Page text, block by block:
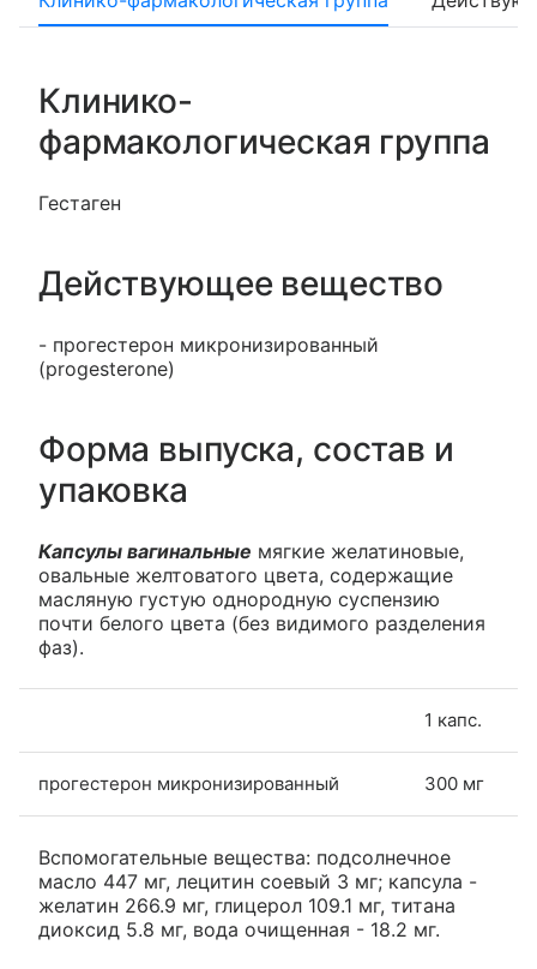
Клинико-
фармакологическая группа
Гестаген
Действующее вещество
- прогестерон микронизированный
(progesterone)
Форма выпуска, состав и
упаковка
Капсулы вагинальные мягкие желатиновые,
овальные желтоватого цвета, содержащие
масляную густую однородную суспензию
почти белого цвета (без видимого разделения
фаз).
1 капс.
прогестерон микронизированный 300 мг
Вспомогательные вещества: подсолнечное
масло 447 мг, лецитин соевый 3 мг; капсула -
желатин 266.9 мг, глицерол 109.1 мг, титана
диоксид 5.8 мг, вода очищенная - 18.2 мг.